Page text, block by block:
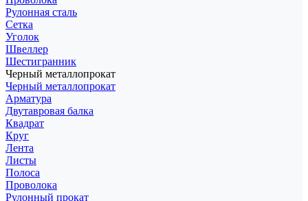
Рулонная сталь
Сетка
Уголок
Швеллер
Шестигранник
Черный металлопрокат
Черный металлопрокат
Арматура
Двутавровая балка
Квадрат
Круг
Лента
Листы
Полоса
Проволока
Рулонный прокат